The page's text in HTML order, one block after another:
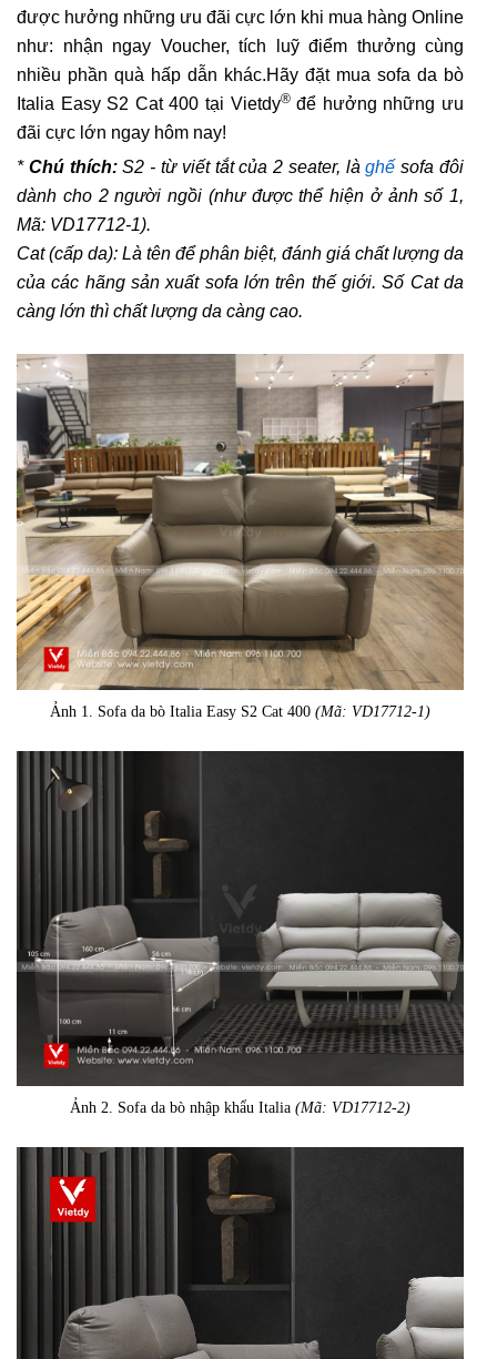
được hưởng những ưu đãi cực lớn khi mua hàng Online
như: nhận ngay Voucher, tích luỹ điểm thưởng cùng
nhiều phần quà hấp dẫn khác.Hãy đặt mua sofa da bò
Italia Easy S2 Cat 400 tại Vietdy®để hưởng những ưu
đãi cực lớn ngay hôm nay!
* Chú thích:S2 - từ viết tắt của 2 seater, làghế sofa đôi
dành cho 2 người ngồi (như được thể hiện ở ảnh số 1,
Mã: VD17712-1).
Cat (cấp da): Là tên để phân biệt, đánh giá chất lượng da
của các hãng sản xuất sofa lớn trên thế giới. Số Cat da
càng lớn thì chất lượng da càng cao.
Ảnh 1. Sofa da bò Italia Easy S2 Cat 400 (Mã: VD17712-1)
Ảnh 2. Sofa da bò nhập khẩu Italia (Mã: VD17712-2)